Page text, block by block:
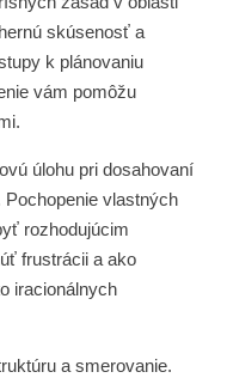
skúsenosť a
k plánovaniu
vám pomôžu
úlohu pri dosahovaní
vlastných
rozhodujúcim
frustrácii a ako
iracionálnych
a smerovanie.